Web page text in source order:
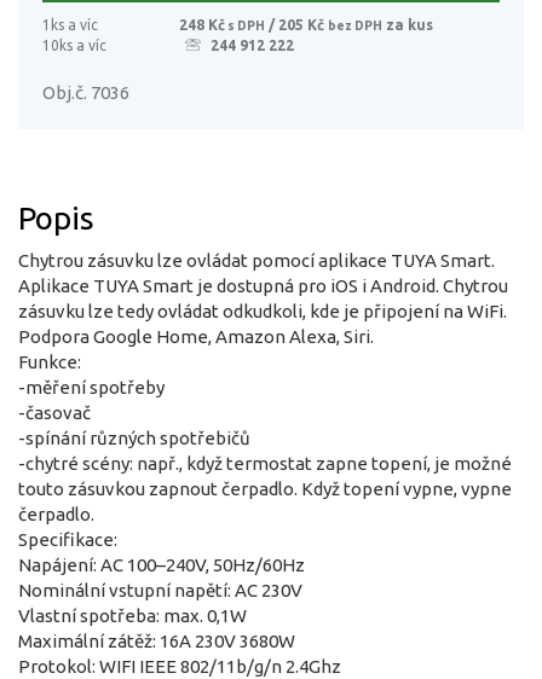
1ks a víc 248 Kč s DPH / 205 Kč bez DPH za kus
10ks a víc
244 912 222
Obj.č. 7036
Popis
Chytrou zásuvku lze ovládat pomocí aplikace TUYA Smart.
Aplikace TUYA Smart je dostupná pro iOS i Android. Chytrou
zásuvku lze tedy ovládat odkudkoli, kde je připojení na WiFi.
Podpora Google Home, Amazon Alexa, Siri.
Funkce:
-měření spotřeby
-časovač
-spínání různých spotřebičů
-chytré scény: např., když termostat zapne topení, je možné
touto zásuvkou zapnout čerpadlo. Když topení vypne, vypne
čerpadlo.
Specifikace:
Napájení: AC 100–240V, 50Hz/60Hz
Nominální vstupní napětí: AC 230V
Vlastní spotřeba: max. 0,1W
Maximální zátěž: 16A 230V 3680W
Protokol: WIFI IEEE 802/11b/g/n 2.4Ghz